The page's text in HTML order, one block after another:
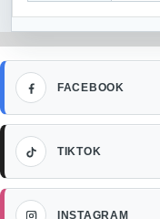
FACEBOOK
Facebook
TIKTOK
TikTok
INSTAGRAM
Instagram